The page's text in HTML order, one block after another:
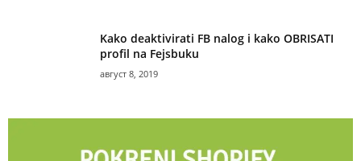
Kako deaktivirati FB nalog i kako OBRISATI
profil na Fejsbuku
август 8, 2019